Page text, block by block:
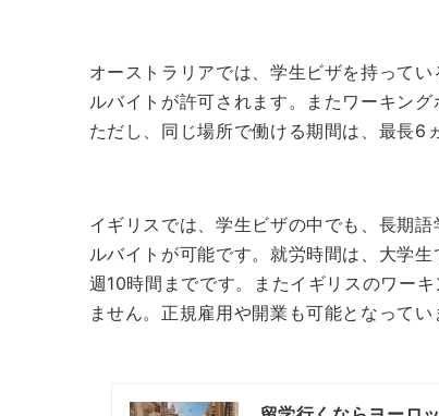
オーストラリアでは、学生ビザを持って
ルバイトが許可されます。
またワーキン
ただし、同じ場所で働ける期間は、最長6
イギリスでは、学生ビザの中でも、長期
ルバイトが可能です。 就労時間は、大学
週10時間までです。
またイギリスのワー
ません。正規雇用や開業も可能となってい